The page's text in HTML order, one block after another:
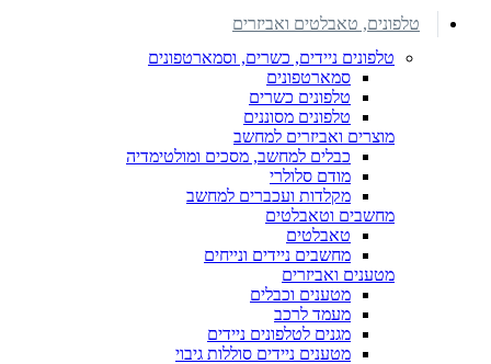
טלפונים, טאבלטים ואביזרים
טלפונים ניידים, כשרים, וסמארטפונים
סמארטפונים
טלפונים כשרים
טלפונים מסוננים
מוצרים ואביזרים למחשב
כבלים למחשב, מסכים ומולטימדיה
מודם סלולרי
מקלדות ועכברים למחשב
מחשבים וטאבלטים
טאבלטים
מחשבים ניידים ונייחים
מטענים ואביזרים
מטענים וכבלים
מעמד לרכב
מגנים לטלפונים ניידים
מטענים ניידים סוללות גיבוי